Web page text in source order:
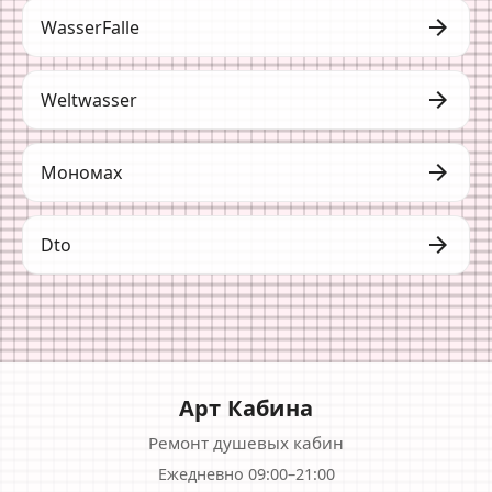
WasserFalle arrow_forward
Weltwasser arrow_forward
Мономах arrow_forward
Dto arrow_forward
Арт Кабина
Ремонт душевых кабин
Ежедневно 09:00–21:00